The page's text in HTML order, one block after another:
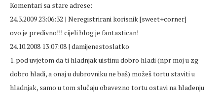
Komentari sa stare adrese:
24.3.2009 23:06:32 | Neregistrirani korisnik [sweet+corner]
ovo je predivno!!! cijeli blog je fantastican!
24.10.2008 13:07:08 | damijenestoslatko
1. pod uvjetom da ti hladnjak uistinu dobro hladi (npr moj u zg
dobro hladi, a onaj u dubrovniku ne baš) možeš tortu staviti u
hladnjak, samo u tom slučaju obavezno tortu ostavi na hlađenju